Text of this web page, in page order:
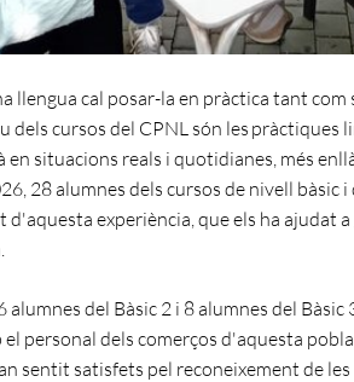
llengua cal posar-la en pràctica tant com
dels cursos del CPNL són les pràctiques
en situacions reals i quotidianes, més
28 alumnes dels cursos de nivell bàsic
d'aquesta experiència, que els ha ajudat
alumnes del Bàsic 2 i 8 alumnes del Bàsic
personal dels comerços d'aquesta
sentit satisfets pel reconeixement de les